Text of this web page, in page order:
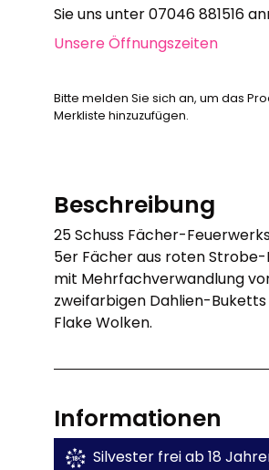
Sie uns unter 07046 881516
Unsere Öffnungszeiten
Bitte melden Sie sich an, um das
Merkliste hinzuzufügen.
Beschreibung
25 Schuss Fächer-
5er Fächer aus roten
mit Mehrfachverwandlung
zweifarbigen Dahlien-Buketts
Flake Wolken.
Informationen
Silvester frei ab 18